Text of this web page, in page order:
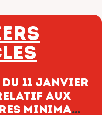
11 janvier
aux
minima